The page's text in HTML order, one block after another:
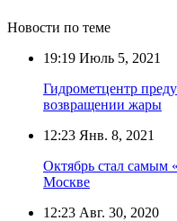
Новости по теме
19:19 Июль 5, 2021
Гидрометцентр
возвращении жары
12:23 Янв. 8, 2021
Октябрь стал самым
Москве
12:23 Авг. 30, 2020